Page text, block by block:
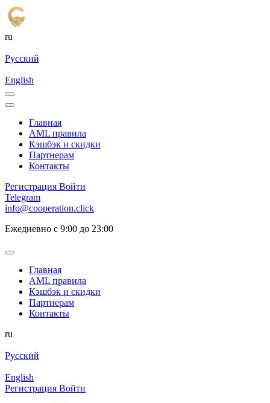
ru
Русский
English
Главная
AML правила
Кэшбэк и cкидки
Партнерам
Контакты
Регистрация Войти
Telegram
info@cooperation.click
Ежедневно с 9:00 до 23:00
Главная
AML правила
Кэшбэк и cкидки
Партнерам
Контакты
ru
Русский
English
Регистрация Войти